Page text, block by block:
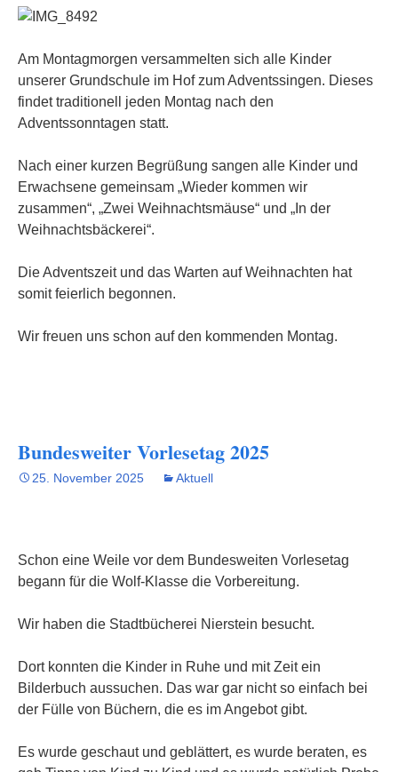
Am Montagmorgen versammelten sich alle Kinder
unserer Grundschule im Hof zum Adventssingen. Dieses
findet traditionell jeden Montag nach den
Adventssonntagen statt.
Nach einer kurzen Begrüßung sangen alle Kinder und
Erwachsene gemeinsam „Wieder kommen wir
zusammen“, „Zwei Weihnachtsmäuse“ und „In der
Weihnachtsbäckerei“.
Die Adventszeit und das Warten auf Weihnachten hat
somit feierlich begonnen.
Wir freuen uns schon auf den kommenden Montag.
Bundesweiter Vorlesetag 2025
25. November 2025 Aktuell
Schon eine Weile vor dem Bundesweiten Vorlesetag
begann für die Wolf-Klasse die Vorbereitung.
Wir haben die Stadtbücherei Nierstein besucht.
Dort konnten die Kinder in Ruhe und mit Zeit ein
Bilderbuch aussuchen. Das war gar nicht so einfach bei
der Fülle von Büchern, die es im Angebot gibt.
Es wurde geschaut und geblättert, es wurde beraten, es